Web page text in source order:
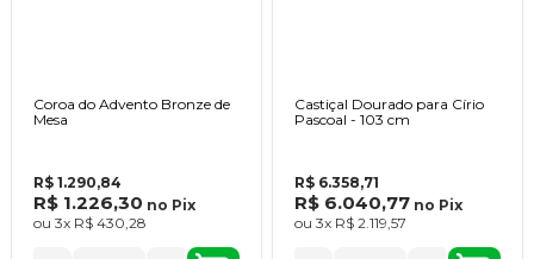
Coroa do Advento Bronze de
Mesa
R$ 1.290,84
R$ 1.226,30 no Pix
ou 3x R$ 430,28
Castiçal Dourado para Círio
Pascoal - 103 cm
R$ 6.358,71
R$ 6.040,77 no Pix
ou 3x R$ 2.119,57